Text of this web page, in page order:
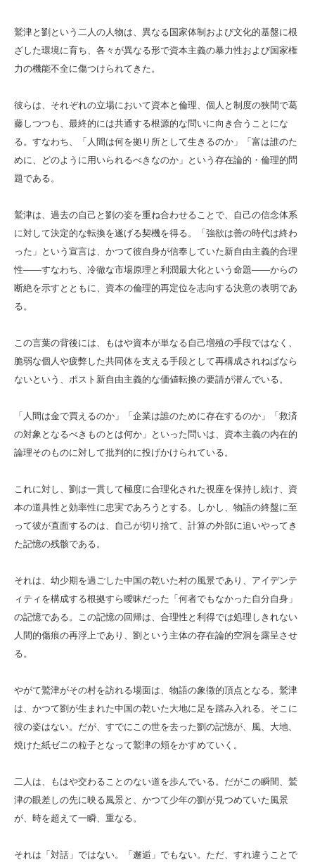
鷲津と劉という二人の人物は、異なる国家体制および文化的基盤に根
ざした環境に育ち、各々が異なる形で資本主義の暴力性および国家権
力の機能不全に傷つけられてきた。
彼らは、それぞれの立場において資本と倫理、個人と制度の狭間で葛
藤しつつも、最終的には共通する根源的な問いに向き合うことにな
る。すなわち、「人間は何を拠り所として生きるのか」「富は誰のた
めに、どのように用いられるべきなのか」という存在論的・倫理的問
題である。
鷲津は、過去の自己と劉の姿を重ね合わせることで、自己の信念体系
に対して決定的な転換を遂げる契機を得る。「強欲は善の時代は終わ
った」という宣言は、かつて彼自身が信奉していた新自由主義的合理
性――すなわち、冷徹な市場原理と利潤最大化という命題――からの
断絶を示すとともに、資本の倫理的再定位を志向する決意の表明であ
る。
この言葉の背後には、もはや資本が単なる自己増殖の手段ではなく、
脆弱な個人や疲弊した共同体を支える手段として再構成されねばなら
ないという、ポスト新自由主義的な価値転換の要請が潜んでいる。
「人間は金で買えるのか」「企業は誰のために存在するのか」「救済
の対象となるべきものとは何か」といった問いは、資本主義の内在的
論理そのものに対して批判的に投げかけられている。
これに対し、劉は一貫して極度に合理化された視座を保持し続け、資
本の道具性と効率性に忠実であろうとする。しかし、物語の終盤に至
って彼が直面するのは、自己が切り捨て、計算の外部に追いやってき
た記憶の残骸である。
それは、幼少期を過ごした中国の乾いた村の風景であり、アイデンテ
ィティを構成する根拠すら曖昧だった「何者でもなかった自分自身」
の記憶である。この記憶の回帰は、合理性と利得では処理しきれない
人間的傷痕の再浮上であり、劉という主体の存在論的空洞を露呈させ
る。
やがて鷲津がその村を訪れる場面は、物語の象徴的頂点となる。鷲津
は、かつて劉が生まれた中国の乾いた大地に足を踏み入れる。そこに
彼の姿はない。だが、すでにこの世を去った劉の記憶が、風、大地、
焼けた紙ゼニの粒子となって鷲津の頬をかすめていく。
二人は、もはや交わることのない道を歩んでいる。だがこの瞬間、鷲
津の眼差しの先に映る風景と、かつて少年の劉が見つめていた風景
が、時を超えて一瞬、重なる。
それは「対話」ではない。「邂逅」でもない。ただ、すれ違うことで